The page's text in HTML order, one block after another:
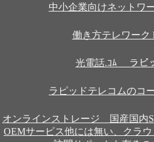
中小企業向けネットワ
働き方テレワーク
光電話.ｺﾑ ラピ
ラピッドテレコムのコ
オンラインストレージ 国産国内
OEMサービス他には無い、クラ